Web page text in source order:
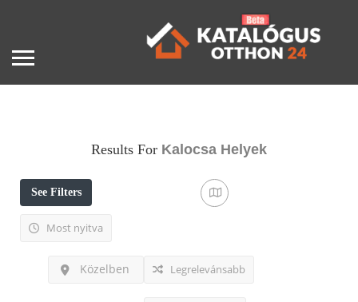
Results For Kalocsa Helyek
See Filters
Most nyitva
Közelben Legrelevánsabb